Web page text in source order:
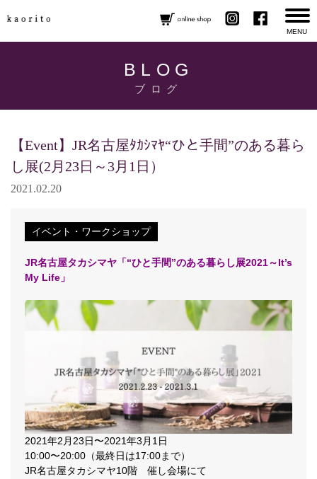
MENU
BLOG
ブログ
【Event】JR名古屋ﾀｶｼﾏﾔ“ひと手間”のある暮ら
し展(2月23日～3月1日）
2021.02.20
イベント・ワークショップ
JR名古屋タカシマヤ「“ひと手間”のある暮らし展2021～It’s
My Life」
2021年2月23日〜2021年3月1日
10:00〜20:00（最終日は17:00まで）
JR名古屋タカシマヤ10階 催し会場にて